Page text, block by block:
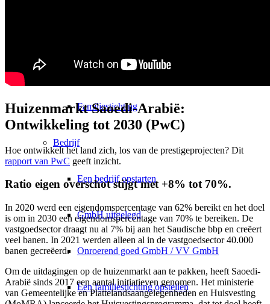
10 gouden regels
Familiestichting
Bedrijf
Een bedrijf opstarten
GmbH uitgelegd
Onroerend goed GmbH / VV GmbH
Een familiestichting opstellen
Huizenmarkt Saoedi-Arabië:
Ontwikkeling tot 2030 (PwC)
Hoe ontwikkelt het land zich, los van de prestigeprojecten? Dit
rapport van PwC geeft inzicht.
Ratio eigen overschot stijgt met +8% tot 70%.
In 2020 werd een eigendomspercentage van 62% bereikt en het doel
is om in 2030 een eigendomspercentage van 70% te bereiken. De
vastgoedsector draagt nu al 7% bij aan het Saudische bbp en creëert
veel banen. In 2021 werden alleen al in de vastgoedsector 40.000
banen gecreëerd.
Om de uitdagingen op de huizenmarkt aan te pakken, heeft Saoedi-
Arabië sinds 2017 een aantal initiatieven genomen. Het ministerie
van Gemeentelijke en Plattelandsaangelegenheden en Huisvesting